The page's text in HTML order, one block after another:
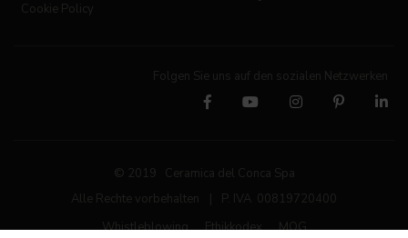
Cookie Policy
Folgen Sie uns auf den sozialen Netzwerken
© 2019 Ceramica del Conca Spa
Alle Rechte vorbehalten
P. IVA 00819720400
Whistleblowing
Ethikkodex MOG